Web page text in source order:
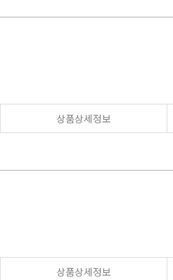
상품상세정보
상품상세정보